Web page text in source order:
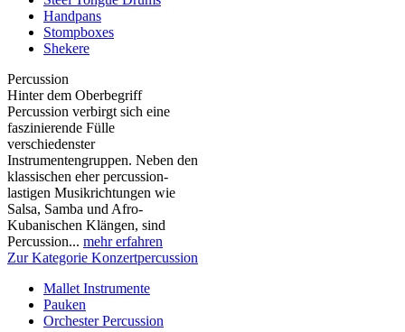
Handpans
Stompboxes
Shekere
Percussion
Hinter dem Oberbegriff
Percussion verbirgt sich eine
faszinierende Fülle
verschiedenster
Instrumentengruppen. Neben den
klassischen eher percussion-
lastigen Musikrichtungen wie
Salsa, Samba und Afro-
Kubanischen Klängen, sind
Percussion... mehr erfahren
Zur Kategorie Konzertpercussion
Mallet Instrumente
Pauken
Orchester Percussion